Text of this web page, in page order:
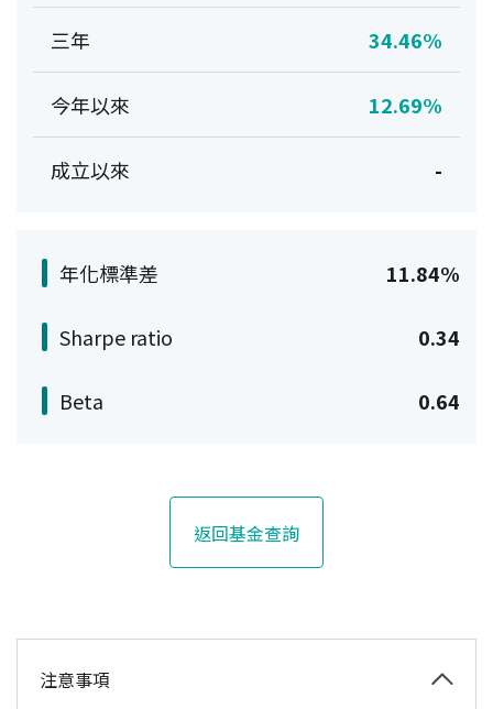
三年 34.46%
今年以來 12.69%
成立以來 -
年化標準差 11.84%
Sharpe ratio 0.34
Beta 0.64
返回基金查詢
注意事項